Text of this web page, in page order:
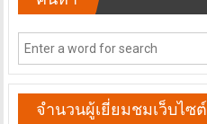
จำนวนผู้เยี่ยมชมเว็บไซต์